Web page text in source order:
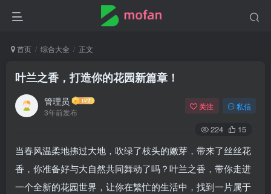
首页 综合大全 正文
叶兰之香，打造你的花园新篇章！
管理员
3年前发布
关注 私信
224 15
当春风温柔地拂过大地，吹绿了枝头的嫩芽，带来了丝丝花
香，你准备好与大自然共同舞动了吗？叶兰之香，带你走进
一个全新的花园世界，让你在繁忙的生活中，找到一片属于